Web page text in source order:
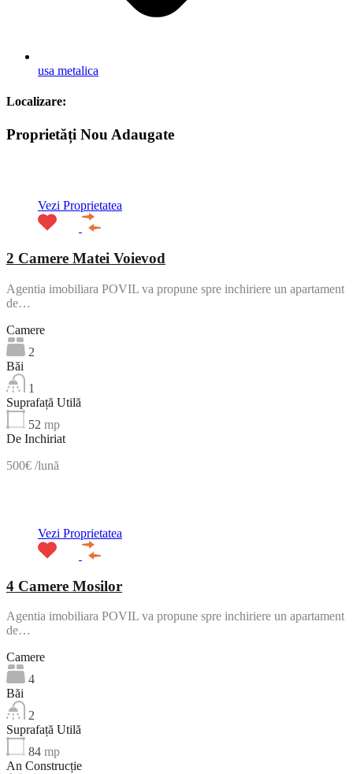
usa metalica
Localizare:
Proprietăți Nou Adaugate
Vezi Proprietatea
2 Camere Matei Voievod
Agentia imobiliara POVIL va propune spre inchiriere un apartament
de…
Camere
2
Băi
1
Suprafață Utilă
52 mp
De Inchiriat
500€ /lună
Vezi Proprietatea
4 Camere Mosilor
Agentia imobiliara POVIL va propune spre inchiriere un apartament
de…
Camere
4
Băi
2
Suprafață Utilă
84 mp
An Construcție